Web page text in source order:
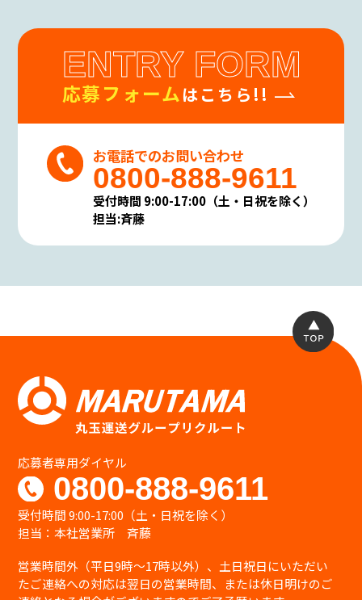
ENTRY FORM
応募フォームはこちら!!
お電話でのお問い合わせ
0800-888-9611
受付時間 9:00-17:00（土・日祝を除く）
担当:斉藤
応募者専用ダイヤル
0800-888-9611
受付時間 9:00-17:00（土・日祝を除く）
担当：本社営業所 斉藤
営業時間外（平日9時〜17時以外）、土日祝日にいただい
たご連絡への対応は翌日の営業時間、または休日明けのご